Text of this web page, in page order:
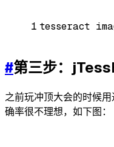
1 tesseract
#第三步：
之前玩冲顶大会的时候
确率很不理想，如下图：